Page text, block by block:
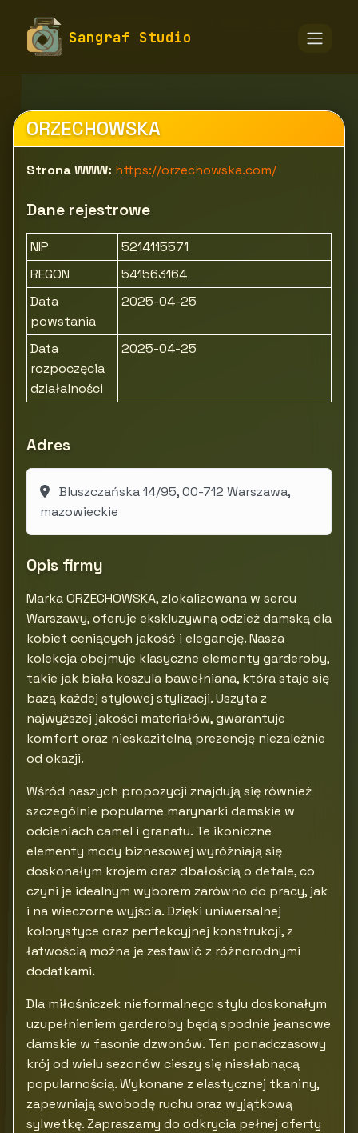
Sangraf Studio
fototapety-sangraf.pl
Odzież
ORZECHOWSKA
ORZECHOWSKA
Strona WWW: https://orzechowska.com/
Dane rejestrowe
NIP
5214115571
REGON
541563164
Data
powstania
2025-04-25
Data
rozpoczęcia
działalności
2025-04-25
Adres
Bluszczańska 14/95, 00-712 Warszawa,
mazowieckie
Opis firmy
Marka ORZECHOWSKA, zlokalizowana w sercu
Warszawy, oferuje ekskluzywną odzież damską dla
kobiet ceniących jakość i elegancję. Nasza
kolekcja obejmuje klasyczne elementy garderoby,
takie jak biała koszula bawełniana, która staje się
bazą każdej stylowej stylizacji. Uszyta z
najwyższej jakości materiałów, gwarantuje
komfort oraz nieskazitelną prezencję niezależnie
od okazji.
Wśród naszych propozycji znajdują się również
szczególnie popularne marynarki damskie w
odcieniach camel i granatu. Te ikoniczne
elementy mody biznesowej wyróżniają się
doskonałym krojem oraz dbałością o detale, co
czyni je idealnym wyborem zarówno do pracy, jak
i na wieczorne wyjścia. Dzięki uniwersalnej
kolorystyce oraz perfekcyjnej konstrukcji, z
łatwością można je zestawić z różnorodnymi
dodatkami.
Dla miłośniczek nieformalnego stylu doskonałym
uzupełnieniem garderoby będą spodnie jeansowe
damskie w fasonie dzwonów. Ten ponadczasowy
krój od wielu sezonów cieszy się niesłabnącą
popularnością. Wykonane z elastycznej tkaniny,
zapewniają swobodę ruchu oraz wyjątkową
sylwetkę. Zapraszamy do odkrycia pełnej oferty